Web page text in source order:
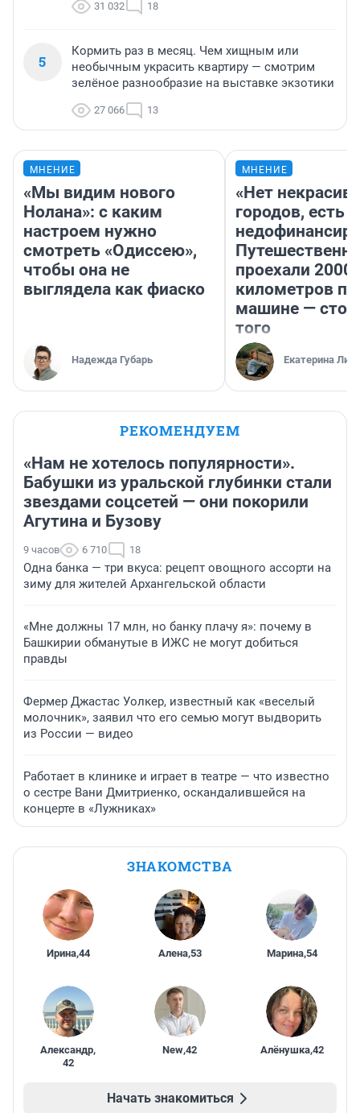
31 032 18
5
Кормить раз в месяц. Чем хищным или
необычным украсить квартиру — смотрим
зелёное разнообразие на выставке экзотики
27 066 13
МНЕНИЕ
«Мы видим нового
Нолана»: с каким
настроем нужно
смотреть «Одиссею»,
чтобы она не
выглядела как фиаско
Надежда Губарь
МНЕНИЕ
«Нет
городов, есть
проехали 2000
километров по
машине —
того
Екатерина
РЕКОМЕНДУЕМ
«Нам не хотелось популярности».
Бабушки из уральской глубинки стали
звездами соцсетей — они покорили
Агутина и Бузову
9 часов 6 710 18
Одна банка — три вкуса: рецепт овощного ассорти на
зиму для жителей Архангельской области
«Мне должны 17 млн, но банку плачу я»: почему в
Башкирии обманутые в ИЖС не могут добиться
правды
Фермер Джастас Уолкер, известный как «веселый
молочник», заявил что его семью могут выдворить
из России — видео
Работает в клинике и играет в театре — что известно
о сестре Вани Дмитриенко, оскандалившейся на
концерте в «Лужниках»
ЗНАКОМСТВА
Ирина,44 Алена,53 Марина,54
Александр,
42
New,42 Алёнушка,42
Начать знакомиться